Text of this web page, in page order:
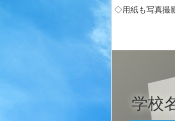
◇用紙も写真撮
学校